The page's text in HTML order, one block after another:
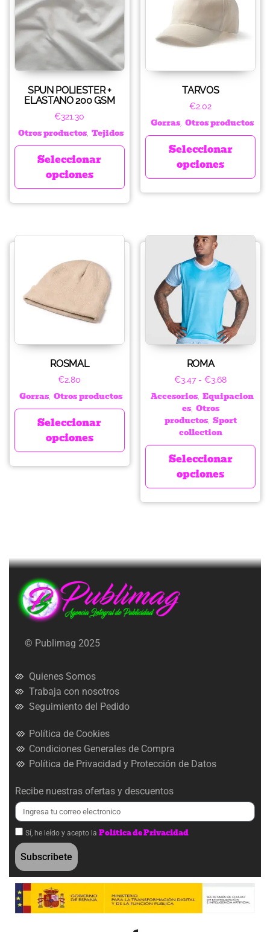
SPUN POLIESTER +
ELASTANO 200 GSM
€321.30
Otros productos Tejidos
Seleccionar
opciones
TARVOS
€2.02
Gorras, Otros productos
Seleccionar
opciones
ROSMAL
€2.80
Gorras, Otros productos
Seleccionar
opciones
ROMA
€3.47 - €3.68
Accesorios, Equipacion
es, Otros
productos, Sport
collection
Seleccionar
opciones
© Publimag 2025
Quienes Somos
Trabaja con nosotros
Seguimiento del Pedido
Política de Cookies
Condiciones Generales de Compra
Política de Privacidad y Protección de Datos
Recibe nuestras ofertas y descuentos
Sí, he leído y acepto la Política de Privacidad
Subscribete